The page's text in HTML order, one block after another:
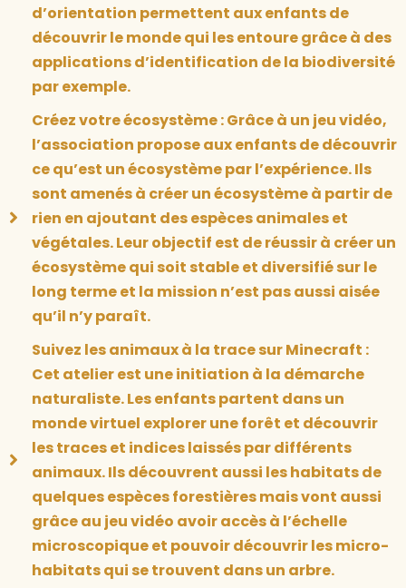
d’orientation permettent aux enfants de
découvrir le monde qui les entoure grâce à des
applications d’identification de la biodiversité
par exemple.
Créez votre écosystème : Grâce à un jeu vidéo,
l’association propose aux enfants de découvrir
ce qu’est un écosystème par l’expérience. Ils
sont amenés à créer un écosystème à partir de
rien en ajoutant des espèces animales et
végétales. Leur objectif est de réussir à créer un
écosystème qui soit stable et diversifié sur le
long terme et la mission n’est pas aussi aisée
qu’il n’y paraît.
Suivez les animaux à la trace sur Minecraft :
Cet atelier est une initiation à la démarche
naturaliste. Les enfants partent dans un
monde virtuel explorer une forêt et découvrir
les traces et indices laissés par différents
animaux. Ils découvrent aussi les habitats de
quelques espèces forestières mais vont aussi
grâce au jeu vidéo avoir accès à l’échelle
microscopique et pouvoir découvrir les micro-
habitats qui se trouvent dans un arbre.